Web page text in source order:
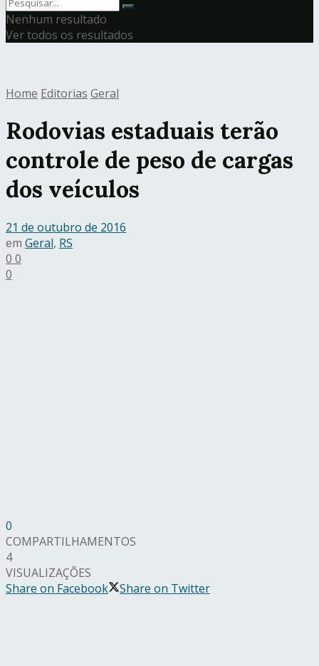
Nenhum resultado
Ver todos os resultados
Home Editorias Geral
Rodovias estaduais terão
controle de peso de cargas
dos veículos
21 de outubro de 2016
em Geral, RS
0 0
0
0
COMPARTILHAMENTOS
4
VISUALIZAÇÕES
Share on Facebook
Share on Twitter